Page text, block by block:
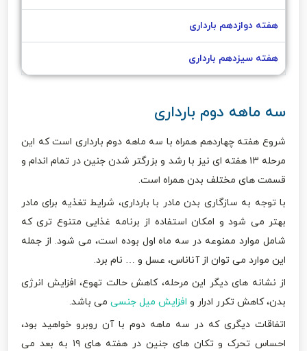
هفته دوازدهم بارداری
هفته سیزدهم بارداری
سه ماهه دوم بارداری
شروع هفته چهاردهم همراه با سه ماهه دوم بارداری است که این
مرحله ۱۳ هفته ای نیز با رشد و بزرگتر شدن جنین در تمام اندام و
قسمت های مختلف بدن همراه است.
با توجه به سازگاری بدن مادر با بارداری، شرایط تغذیه برای مادر
بهتر می شود و امکان استفاده از برنامه غذایی متنوع تری که
شامل موارد ممنوعه در سه ماه اول بوده است، می شود. از جمله
این موارد می توان از آناناس، عسل و … نام برد.
از نشانه های دیگر این مرحله، کاهش حالت تهوع، افزایش انرژی
بدن، کاهش تکرر ادرار و افزایش میل جنسی می باشد.
اتفاقات دیگری که در سه ماهه دوم با آن روبرو خواهید بود،
احساس تحرک و تکان های جنین در هفته های ۱۹ به بعد می